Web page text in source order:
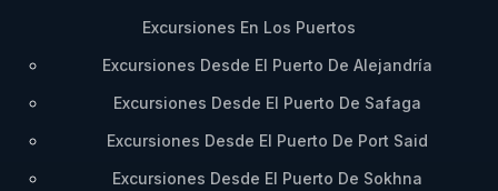
Excursiones En Los Puertos
Excursiones Desde El Puerto De Alejandría
Excursiones Desde El Puerto De Safaga
Excursiones Desde El Puerto De Port Said
Excursiones Desde El Puerto De Sokhna